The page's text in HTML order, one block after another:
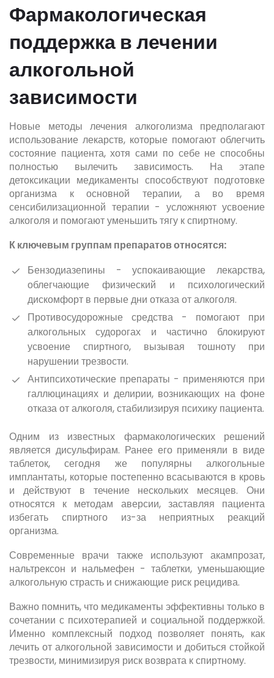
Фармакологическая
поддержка в лечении
алкогольной
зависимости
Новые методы лечения алкоголизма предполагают
использование лекарств, которые помогают облегчить
состояние пациента, хотя сами по себе не способны
полностью вылечить зависимость. На этапе
детоксикации медикаменты способствуют подготовке
организма к основной терапии, а во время
сенсибилизационной терапии - усложняют усвоение
алкоголя и помогают уменьшить тягу к спиртному.
К ключевым группам препаратов относятся:
Бензодиазепины - успокаивающие лекарства,
облегчающие физический и психологический
дискомфорт в первые дни отказа от алкоголя.
Противосудорожные средства - помогают при
алкогольных судорогах и частично блокируют
усвоение спиртного, вызывая тошноту при
нарушении трезвости.
Антипсихотические препараты - применяются при
галлюцинациях и делирии, возникающих на фоне
отказа от алкоголя, стабилизируя психику пациента.
Одним из известных фармакологических решений
является дисульфирам. Ранее его применяли в виде
таблеток, сегодня же популярны алкогольные
имплантаты, которые постепенно всасываются в кровь
и действуют в течение нескольких месяцев. Они
относятся к методам аверсии, заставляя пациента
избегать спиртного из-за неприятных реакций
организма.
Современные врачи также используют акампрозат,
нальтрексон и нальмефен - таблетки, уменьшающие
алкогольную страсть и снижающие риск рецидива.
Важно помнить, что медикаменты эффективны только в
сочетании с психотерапией и социальной поддержкой.
Именно комплексный подход позволяет понять, как
лечить от алкогольной зависимости и добиться стойкой
трезвости, минимизируя риск возврата к спиртному.